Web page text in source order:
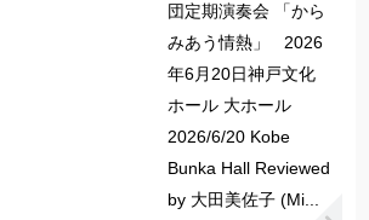
団定期演奏会 「から
みあう情熱」 2026
年6月20日神戸文化
ホール 大ホール
2026/6/20 Kobe
Bunka Hall Reviewed
by 大田美佐子 (Mi...